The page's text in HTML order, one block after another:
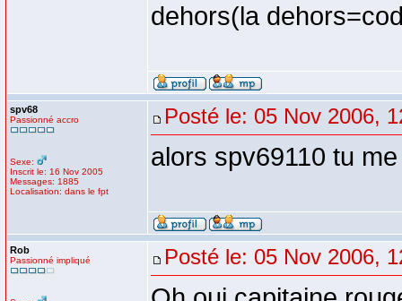
dehors(la
spv68
Passionné accro
Sexe:
Inscrit le: 16 Nov 2005
Messages: 1885
Localisation: dans le fpt
Posté le: 05 Nov 2006,
alors spv69110 tu
Rob
Passionné impliqué Posté le: 05 Nov 2006,